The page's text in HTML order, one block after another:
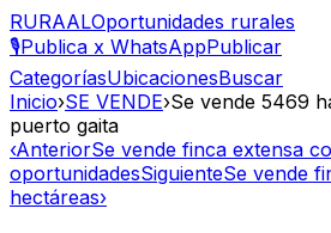
RURAALOportunidades rurales
🎙️Publica x WhatsAppPublicar
CategoríasUbicacionesBuscar
Inicio›SE VENDE›Se vende 5469
puerto gaita
‹AnteriorSe vende finca extensa
oportunidadesSiguienteSe vende
hectáreas›